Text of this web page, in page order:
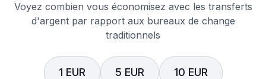
Voyez combien vous économisez avec les transferts
d'argent par rapport aux bureaux de change
traditionnels
1 EUR 5 EUR 10 EUR